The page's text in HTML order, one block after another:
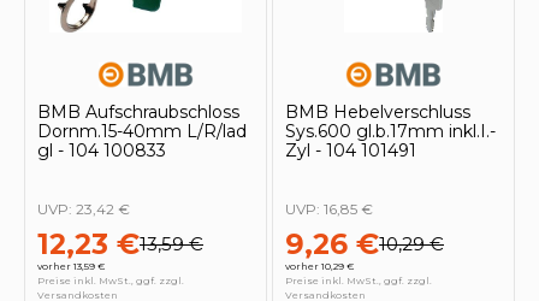
BMB Aufschraubschloss
Dornm.15-40mm L/R/lad
gl - 104 100833
12,23 €13,59 €
vorher 13,59 €
UVP: 23,42 €
Preise inkl. MwSt., ggf. zzgl.
Versandkosten
BMB Hebelverschluss
Sys.600 gl.b.17mm inkl.I.-
Zyl - 104 101491
9,26 €10,29 €
vorher 10,29 €
UVP: 16,85 €
Preise inkl. MwSt., ggf. zzgl.
Versandkosten